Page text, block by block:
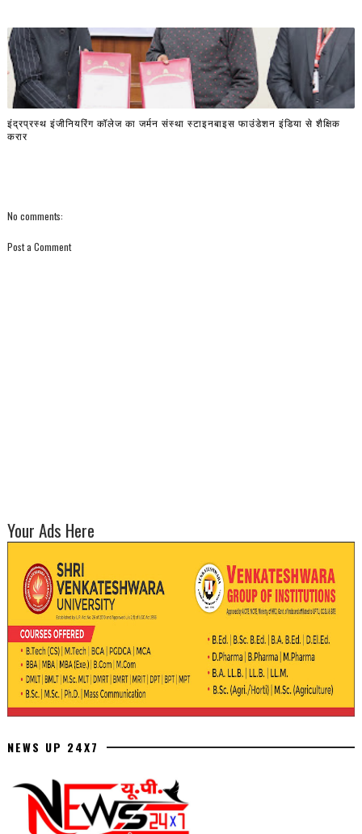
इंद्रप्रस्थ इंजीनियरिंग कॉलेज का जर्मन संस्था स्टाइनबाइस फाउंडेशन इंडिया से शैक्षिक
करार
No comments:
Post a Comment
Your Ads Here
NEWS UP 24X7